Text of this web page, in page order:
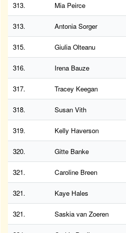
313. Mia Peirce
313. Antonia Sorger
315. Giulia Olteanu
316. Irena Bauze
317. Tracey Keegan
318. Susan Vith
319. Kelly Haverson
320. Gitte Banke
321. Caroline Breen
321. Kaye Hales
321. Saskia van Zoeren